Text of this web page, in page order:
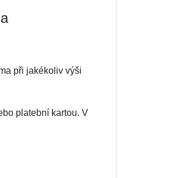
při jakékoliv výši
platební kartou. V